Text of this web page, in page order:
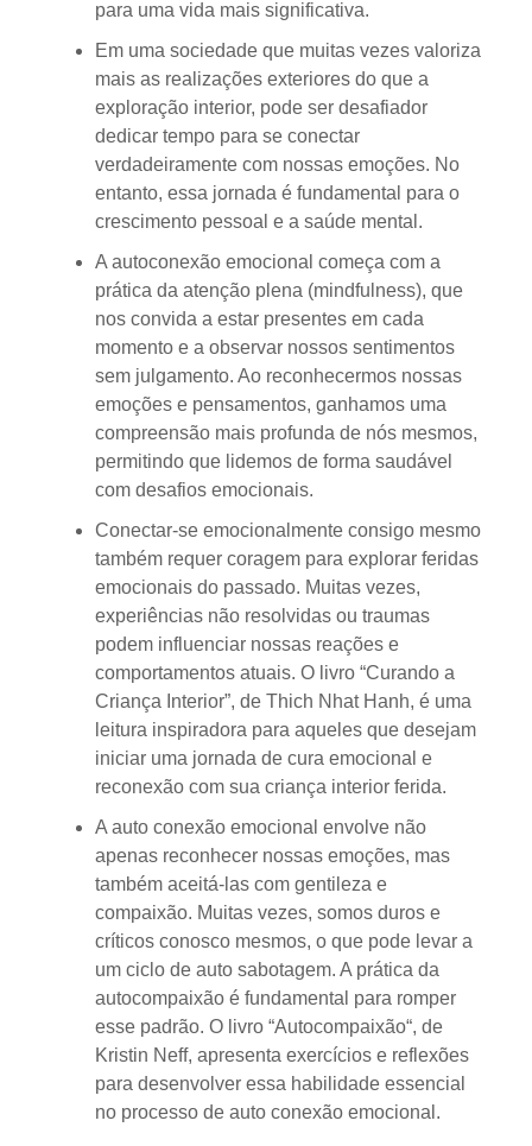
para uma vida mais significativa.
Em uma sociedade que muitas vezes valoriza
mais as realizações exteriores do que a
exploração interior, pode ser desafiador
dedicar tempo para se conectar
verdadeiramente com nossas emoções. No
entanto, essa jornada é fundamental para o
crescimento pessoal e a saúde mental.
A autoconexão emocional começa com a
prática da atenção plena (mindfulness), que
nos convida a estar presentes em cada
momento e a observar nossos sentimentos
sem julgamento. Ao reconhecermos nossas
emoções e pensamentos, ganhamos uma
compreensão mais profunda de nós mesmos,
permitindo que lidemos de forma saudável
com desafios emocionais.
Conectar-se emocionalmente consigo mesmo
também requer coragem para explorar feridas
emocionais do passado. Muitas vezes,
experiências não resolvidas ou traumas
podem influenciar nossas reações e
comportamentos atuais. O livro “Curando a
Criança Interior”, de Thich Nhat Hanh, é uma
leitura inspiradora para aqueles que desejam
iniciar uma jornada de cura emocional e
reconexão com sua criança interior ferida.
A auto conexão emocional envolve não
apenas reconhecer nossas emoções, mas
também aceitá-las com gentileza e
compaixão. Muitas vezes, somos duros e
críticos conosco mesmos, o que pode levar a
um ciclo de auto sabotagem. A prática da
autocompaixão é fundamental para romper
esse padrão. O livro “Autocompaixão“, de
Kristin Neff, apresenta exercícios e reflexões
para desenvolver essa habilidade essencial
no processo de auto conexão emocional.